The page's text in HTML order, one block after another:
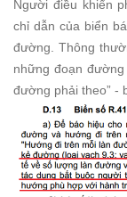
Người điều khiển
chỉ dẫn của biển
đường. Thông
những đoạn
đường phải theo” -